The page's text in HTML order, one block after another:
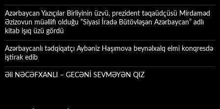
Azərbaycan Yazıçılar Birliyinin üzvü, prezident təqaüdçüsü Mirdaməd
Əzizovun müəllifi olduğu “Siyasi İradə Bütövləşən Azərbaycan” adlı
kitab işıq üzü gördü
Azərbaycanlı tədqiqatçı Aybəniz Haşımova beynəlxalq elmi konqresdə
iştirak edib
Əli NƏCƏFXANLI – GECƏNİ SEVMƏYƏN QIZ